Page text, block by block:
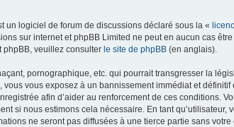
un logiciel de forum de discussions déclaré sous la «
sur internet et phpBB Limited ne peut en aucun cas
phpBB, veuillez consulter le site de phpBB (en anglais).
pornographique, etc. qui pourrait transgresser la
vous exposez à un bannissement immédiat et
afin d’aider au renforcement de ces conditions.
si nous estimons cela nécessaire. En tant qu’utilisateur,
ne seront pas diffusées à une tierce partie sans